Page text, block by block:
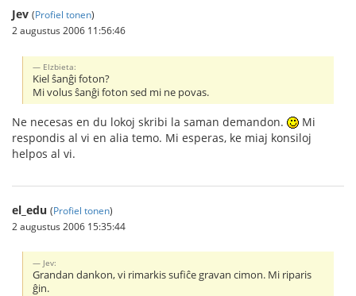
Jev (Profiel tonen)
2 augustus 2006 11:56:46
Elzbieta:
Kiel ŝanĝi foton?
Mi volus ŝanĝi foton sed mi ne povas.
Ne necesas en du lokoj skribi la saman demandon.
Mi
respondis al vi en alia temo. Mi esperas, ke miaj konsiloj
helpos al vi.
el_edu (Profiel tonen)
2 augustus 2006 15:35:44
Jev:
Grandan dankon, vi rimarkis sufiĉe gravan cimon. Mi riparis
ĝin.